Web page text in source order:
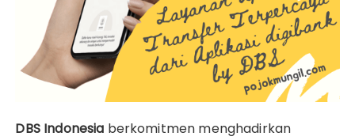
DBS Indonesia berkomitmen menghadirkan